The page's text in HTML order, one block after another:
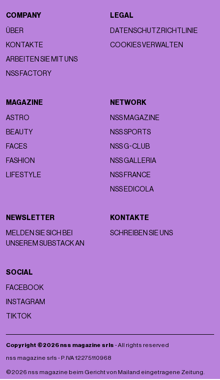
COMPANY
ÜBER
KONTAKTE
ARBEITEN SIE MIT UNS
NSS FACTORY
LEGAL
DATENSCHUTZRICHTLINIE
COOKIES VERWALTEN
MAGAZINE
ASTRO
BEAUTY
FACES
FASHION
LIFESTYLE
NETWORK
NSS MAGAZINE
NSS SPORTS
NSS G-CLUB
NSS GALLERIA
NSS FRANCE
NSS EDICOLA
NEWSLETTER
MELDEN SIE SICH BEI
UNSEREM SUBSTACK AN
KONTAKTE
SCHREIBEN SIE UNS
SOCIAL
FACEBOOK
INSTAGRAM
TIKTOK
Copyright ©2026 nss magazine srls - All rights reserved
nss magazine srls - P.IVA 12275110968
©2026 nss magazine beim Gericht von Mailand eingetragene Zeitung.